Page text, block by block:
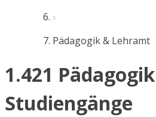
Pädagogik & Lehramt
1.421
Studiengänge